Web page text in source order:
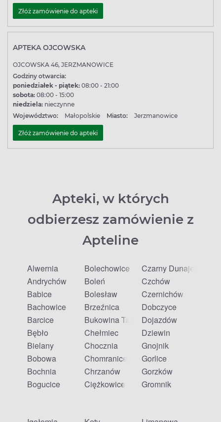
Złóż zamówienie do apteki
APTEKA OJCOWSKA
OJCOWSKA 46, JERZMANOWICE
Godziny otwarcia:
poniedziałek - piątek: 08:00 - 21:00
sobota: 08:00 - 15:00
niedziela: nieczynne
Województwo:
Małopolskie Miasto: Jerzmanowice
Złóż zamówienie do apteki
Apteki, w których
odbierzesz zamówienie z
Apteline
Alwernia
Andrychów
Babice
Bachowice
Barcice
Bębło
Bielany
Bobowa
Bochnia
Bogucice
Bolechowice
Boleń
Bolesław
Brzeźnica
Bukowina Tatrzańska
Chełmiec
Chocznia
Chomranice
Chrzanów
Ciężkowice
Czarny Dunajec
Czchów
Czernichów
Dobczyce
Dojazdów
Dziewin
Gnojnik
Gorlice
Gorzków
Gromnik